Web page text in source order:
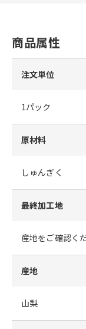
商品属性
注文単位
1パック
原材料
しゅんぎく
最終加工地
産地をご確認く
産地
山梨